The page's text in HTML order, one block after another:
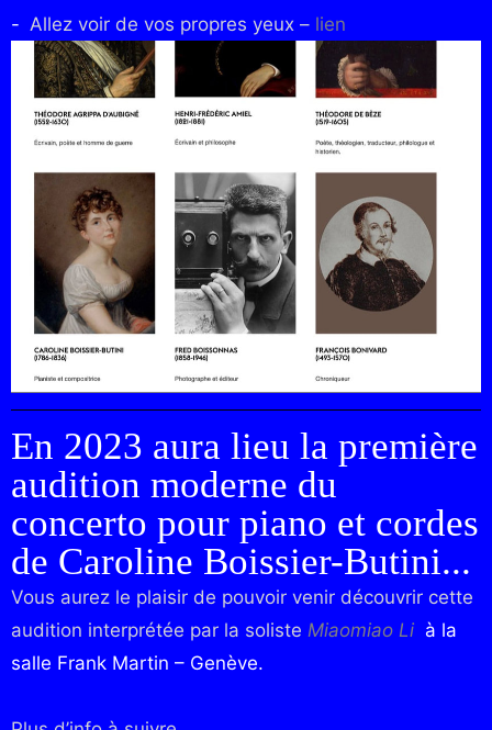
​Allez voir de vos propres yeux – lien
En 2023 aura lieu la première
audition moderne du
concerto pour piano et cordes
de Caroline Boissier-Butini...
Vous aurez le plaisir de pouvoir venir découvrir cette
audition interprétée par la soliste Miaomiao Li à la
salle Frank Martin – Genève.